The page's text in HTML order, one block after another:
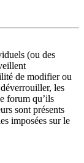
(ou des
de modifier ou
les
forum qu’ils
sont présents
imposées sur le